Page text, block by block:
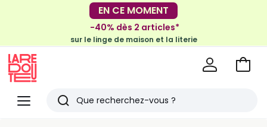
-30€ tous les 100€*
sur le meuble & la déco
EN CE MOMENT
-40% dès 2 articles*
sur le linge de maison et la literie
Menu
Redoute
Rechercher
Voir